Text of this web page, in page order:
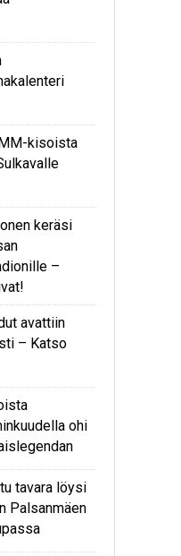
kisoista
keräsi
–
avattiin
– Katso
ohi
tavara löysi
Palsanmäen